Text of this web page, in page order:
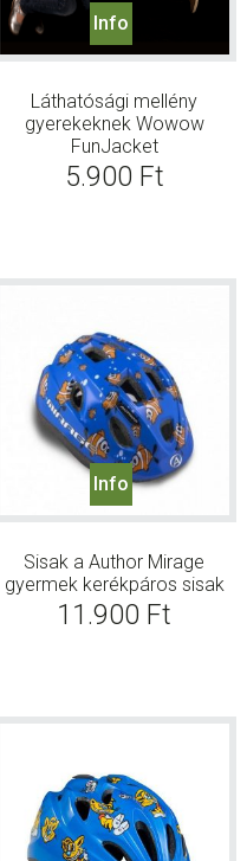
Info
Láthatósági mellény
gyerekeknek Wowow
FunJacket
5.900 Ft
Info
Sisak a Author Mirage
gyermek kerékpáros sisak
11.900 Ft